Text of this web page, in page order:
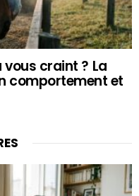
craint ? La
comportement et